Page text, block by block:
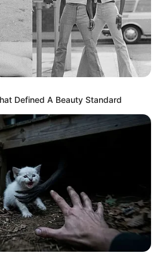
en la vía.
Defined A Beauty Standard